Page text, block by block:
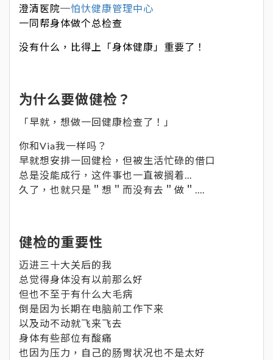
澄清医院─怕忕健康管理中心
一同帮身体做个总检查
没有什么，比得上「身体健康」重要了！
为什么要做健检？
「早就，想做一回健康检查了！」
你和Via我一样吗？
早就想安排一回健检，但被生活忙碌的借口
总是没能成行，这件事也一直被搁着...
久了，也就只是＂想＂而没有去＂做＂....
健检的重要性
迈进三十大关后的我
总觉得身体没有以前那么好
但也不至于有什么大毛病
倒是因为长期在电脑前工作下来
以及动不动就飞来飞去
身体有些部位有酸痛
也因为压力，自己的肠胃状况也不是太好